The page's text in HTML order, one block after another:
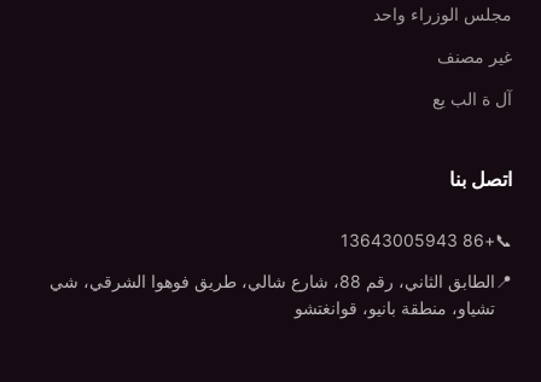
مجلس الوزراء واحد
غير مصنف
آل ة الب يع
اتصل بنا
📞
+86 13643005943
📍
الطابق الثاني، رقم 88، شارع شالي، طريق فوهوا الشرقي، شي
تشياو، منطقة بانيو، قوانغتشو